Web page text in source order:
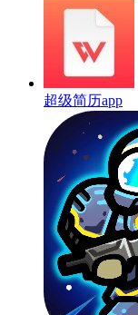
超级简历app